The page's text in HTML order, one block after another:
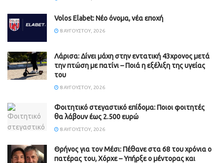
Volos Elabet: Νέο όνομα, νέα εποχή
8 ΑΥΓΟΎΣΤΟΥ, 2026
Λάρισα: Δίνει μάχη στην εντατική 43χρονος μετά
την πτώση με πατίνι – Ποιά η εξέλιξη της υγείας
του
8 ΑΥΓΟΎΣΤΟΥ, 2026
Φοιτητικό στεγαστικό επίδομα: Ποιοι φοιτητές
θα λάβουν έως 2.500 ευρώ
8 ΑΥΓΟΎΣΤΟΥ, 2026
Θρήνος για τον Μέσι: Πέθανε στα 68 του χρόνια ο
πατέρας του, Χόρχε – Υπήρξε ο μέντορας και